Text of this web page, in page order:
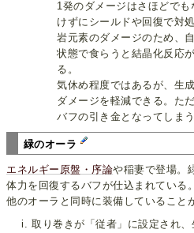
1発のダメージはさほどで
けずにシールドや回復で対
岩元素のダメージのため、
状態で食らうと結晶化反応
る。
気休め程度ではあるが、生
ダメージを軽減できる。た
バフの引き金となってしまう
緑のオーラ
エネルギー原盤・序論や稲妻で登場。
体力を回復するバフが仕込まれている。
他のオーラと同時に装備していること
取り巻きが「従者」に設定され